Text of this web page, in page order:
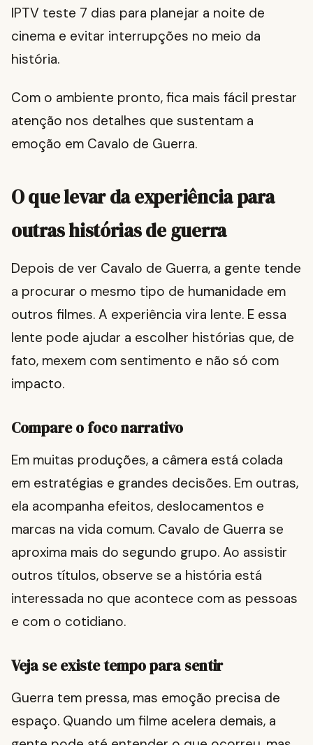
IPTV teste 7 dias para planejar a noite de
cinema e evitar interrupções no meio da
história.
Com o ambiente pronto, fica mais fácil prestar
atenção nos detalhes que sustentam a
emoção em Cavalo de Guerra.
O que levar da experiência para
outras histórias de guerra
Depois de ver Cavalo de Guerra, a gente tende
a procurar o mesmo tipo de humanidade em
outros filmes. A experiência vira lente. E essa
lente pode ajudar a escolher histórias que, de
fato, mexem com sentimento e não só com
impacto.
Compare o foco narrativo
Em muitas produções, a câmera está colada
em estratégias e grandes decisões. Em outras,
ela acompanha efeitos, deslocamentos e
marcas na vida comum. Cavalo de Guerra se
aproxima mais do segundo grupo. Ao assistir
outros títulos, observe se a história está
interessada no que acontece com as pessoas
e com o cotidiano.
Veja se existe tempo para sentir
Guerra tem pressa, mas emoção precisa de
espaço. Quando um filme acelera demais, a